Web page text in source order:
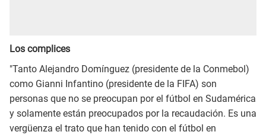
Los complices
"Tanto Alejandro Domínguez (presidente de la Conmebol)
como Gianni Infantino (presidente de la FIFA) son
personas que no se preocupan por el fútbol en Sudamérica
y solamente están preocupados por la recaudación. Es una
vergüenza el trato que han tenido con el fútbol en